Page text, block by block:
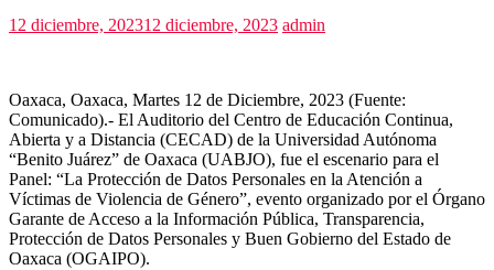
12 diciembre, 202312 diciembre, 2023 admin
Oaxaca, Oaxaca, Martes 12 de Diciembre, 2023 (Fuente:
Comunicado).- El Auditorio del Centro de Educación Continua,
Abierta y a Distancia (CECAD) de la Universidad Autónoma
“Benito Juárez” de Oaxaca (UABJO), fue el escenario para el
Panel: “La Protección de Datos Personales en la Atención a
Víctimas de Violencia de Género”, evento organizado por el Órgano
Garante de Acceso a la Información Pública, Transparencia,
Protección de Datos Personales y Buen Gobierno del Estado de
Oaxaca (OGAIPO).